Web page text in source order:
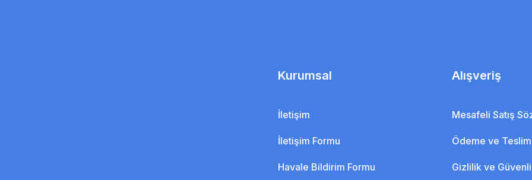
Kurumsal
İletişim
İletişim Formu
Havale Bildirim Formu
Alışveriş
Mesafeli Satış
Ödeme ve
Gizlilik ve